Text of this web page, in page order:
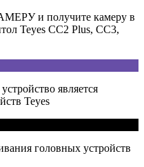
и получите камеру в
Teyes CC2 Plus, CC3,
является
Teyes
головных устройств